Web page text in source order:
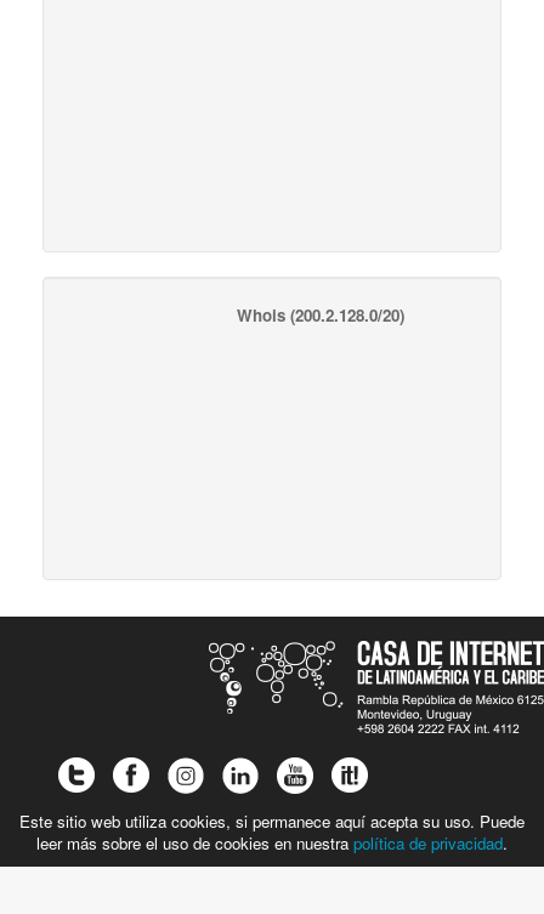
Whois(200.2.128.0/20)
Este sitio web utiliza cookies, si permanece aquí acepta su uso. Puede
leer más sobre el uso de cookies en nuestra política de privacidad.